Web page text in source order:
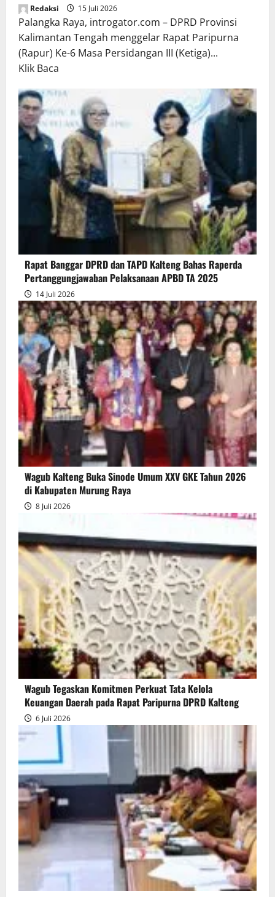
Redaksi 15 Juli 2026
Palangka Raya, introgator.com – DPRD Provinsi
Kalimantan Tengah menggelar Rapat Paripurna
(Rapur) Ke-6 Masa Persidangan III (Ketiga)...
Klik Baca
about
Rapur
Penyampaian
Pendapat
Akhir
Gubernur
atas
Persetujuan
Bersama
Raperda
Pertanggungjawaban
Pelaksanaan
APBD
2025
Rapat Banggar DPRD dan TAPD Kalteng Bahas Raperda
Pertanggungjawaban Pelaksanaan APBD TA 2025
14 Juli 2026
Wagub Kalteng Buka Sinode Umum XXV GKE Tahun 2026
di Kabupaten Murung Raya
8 Juli 2026
Wagub Tegaskan Komitmen Perkuat Tata Kelola
Keuangan Daerah pada Rapat Paripurna DPRD Kalteng
6 Juli 2026